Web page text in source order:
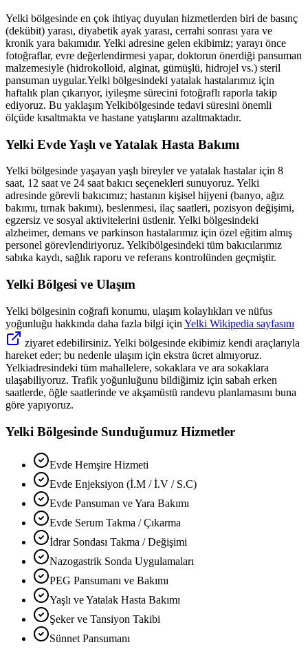
Yelki bölgesinde en çok ihtiyaç duyulan hizmetlerden biri de basınç
(dekübit) yarası, diyabetik ayak yarası, cerrahi sonrası yara ve
kronik yara bakımıdır. Yelki adresine gelen ekibimiz; yarayı önce
fotoğraflar, evre değerlendirmesi yapar, doktorun önerdiği pansuman
malzemesiyle (hidrokolloid, alginat, gümüşlü, hidrojel vs.) steril
pansuman uygular.Yelki bölgesindeki yatalak hastalarımız için
haftalık plan çıkarıyor, iyileşme sürecini fotoğraflı raporla takip
ediyoruz. Bu yaklaşımYelkibölgesinde tedavi süresini önemli
ölçüde kısaltmakta ve hastane yatışlarını azaltmaktadır.
Yelki Evde Yaşlı ve Yatalak Hasta Bakımı
Yelki bölgesinde yaşayan yaşlı bireyler ve yatalak hastalar için 8
saat, 12 saat ve 24 saat bakıcı seçenekleri sunuyoruz. Yelki
adresinde görevli bakıcımız; hastanın kişisel hijyeni (banyo, ağız
bakımı, tırnak bakımı), beslenmesi, ilaç saatleri, pozisyon değişimi,
egzersiz ve sosyal aktivitelerini üstlenir. Yelki bölgesindeki
alzheimer, demans ve parkinson hastalarımız için özel eğitim almış
personel görevlendiriyoruz. Yelkibölgesindeki tüm bakıcılarımız
sabıka kaydı, sağlık raporu ve referans kontrolünden geçmiştir.
Yelki Bölgesi ve Ulaşım
Yelki bölgesinin coğrafi konumu, ulaşım kolaylıkları ve nüfus
yoğunluğu hakkında daha fazla bilgi için Yelki Wikipedia sayfasını
ziyaret edebilirsiniz. Yelki bölgesinde ekibimiz kendi araçlarıyla
hareket eder; bu nedenle ulaşım için ekstra ücret almıyoruz.
Yelkiadresindeki tüm mahallelere, sokaklara ve ara sokaklara
ulaşabiliyoruz. Trafik yoğunluğunu bildiğimiz için sabah erken
saatlerde, öğle saatlerinde ve akşamüstü randevu planlamasını buna
göre yapıyoruz.
Yelki Bölgesinde Sunduğumuz Hizmetler
Evde Hemşire Hizmeti
Evde Enjeksiyon (İ.M / İ.V / S.C)
Evde Pansuman ve Yara Bakımı
Evde Serum Takma / Çıkarma
İdrar Sondası Takma / Değişimi
Nazogastrik Sonda Uygulamaları
PEG Pansumanı ve Bakımı
Yaşlı ve Yatalak Hasta Bakımı
Şeker ve Tansiyon Takibi
Sünnet Pansumanı